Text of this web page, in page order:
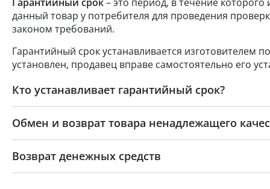
данный товар у потребителя для проведения
законом требований.
Гарантийный срок устанавливается изготовителем
установлен, продавец вправе самостоятельно его
Кто устанавливает гарантийный срок?
Обмен и возврат товара ненадлежащего
Возврат денежных средств